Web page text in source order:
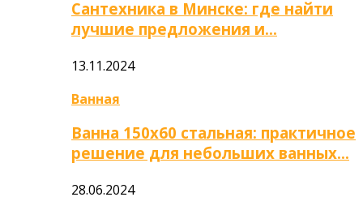
Сантехника в Минске: где найти
лучшие предложения и…
13.11.2024
Ванная
Ванна 150х60 стальная: практичное
решение для небольших ванных…
28.06.2024